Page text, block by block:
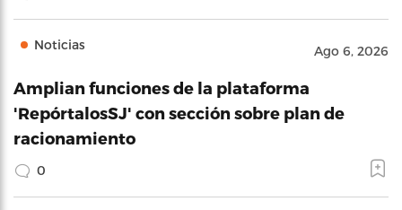
Noticias Ago 6, 2026
Amplian funciones de la plataforma
'RepórtalosSJ' con sección sobre plan de
racionamiento
0